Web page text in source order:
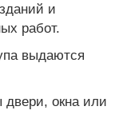
и
работ.
выдаются
двери, окна или